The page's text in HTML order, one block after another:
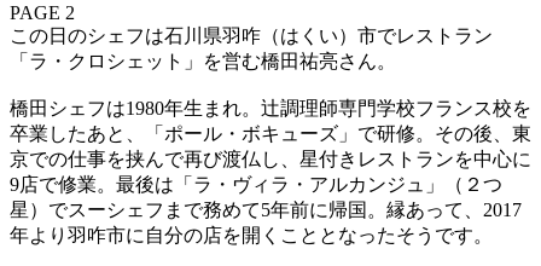
PAGE 2
この日のシェフは石川県羽咋（はくい）市でレストラン
「ラ・クロシェット」を営む橋田祐亮さん。
橋田シェフは1980年生まれ。辻調理師専門学校フランス校を
卒業したあと、「ポール・ボキューズ」で研修。その後、東
京での仕事を挟んで再び渡仏し、星付きレストランを中心に
9店で修業。最後は「ラ・ヴィラ・アルカンジュ」（２つ
星）でスーシェフまで務めて5年前に帰国。縁あって、2017
年より羽咋市に自分の店を開くこととなったそうです。